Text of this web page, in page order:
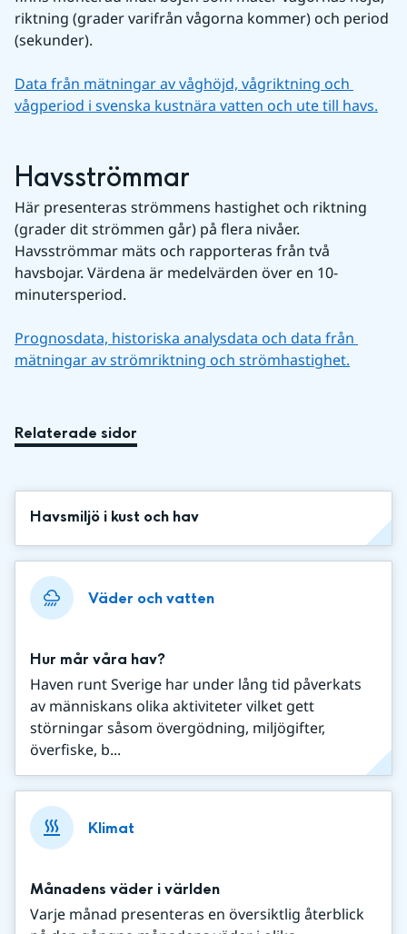
riktning (grader varifrån vågorna kommer) och period
(sekunder).
Data från mätningar av våghöjd, vågriktning och
vågperiod i svenska kustnära vatten och ute till havs.
Havsströmmar
Här presenteras strömmens hastighet och riktning
(grader dit strömmen går) på flera nivåer.
Havsströmmar mäts och rapporteras från två
havsbojar. Värdena är medelvärden över en 10-
minutersperiod.
Prognosdata, historiska analysdata och data från
mätningar av strömriktning och strömhastighet.
Relaterade sidor
Havsmiljö i kust och hav
Väder och vatten
Hur mår våra hav?
Haven runt Sverige har under lång tid påverkats
av människans olika aktiviteter vilket gett
störningar såsom övergödning, miljögifter,
överfiske, b...
Klimat
Månadens väder i världen
Varje månad presenteras en översiktlig återblick